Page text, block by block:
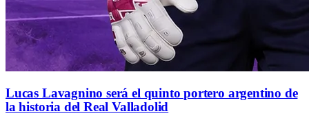
Lucas Lavagnino será el quinto portero argentino de
la historia del Real Valladolid